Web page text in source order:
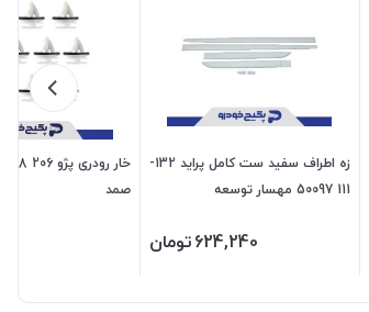
زه اطراف سفید ست کامل پراید 132-
111 50097 مهسار توسعه
624,240تومان
صمد